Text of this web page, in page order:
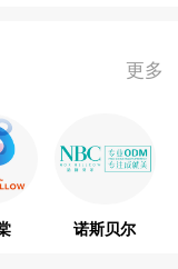
更多
诺斯贝尔